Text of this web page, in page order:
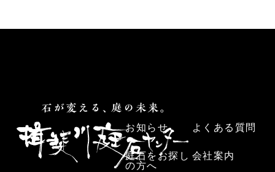
お知らせ
庭石をお探し
の方へ
よくある質問
会社案内